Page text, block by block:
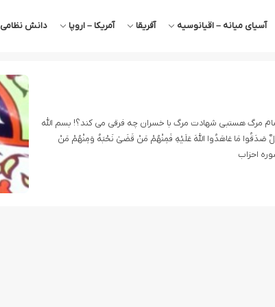
آسیای میانه – اقیانوسیه آفریقا آمریکا – اروپا دانش نظامی
مرگ هستبی شهادت مرگ با خسران چه فرقی می کند؟! بسم الله
صَدَقُوا مَا عَاهَدُوا اللَّهَ عَلَیْهِ فَمِنْهُمْ مَنْ قَضَىٰ نَحْبَهُ وَمِنْهُمْ مَنْ